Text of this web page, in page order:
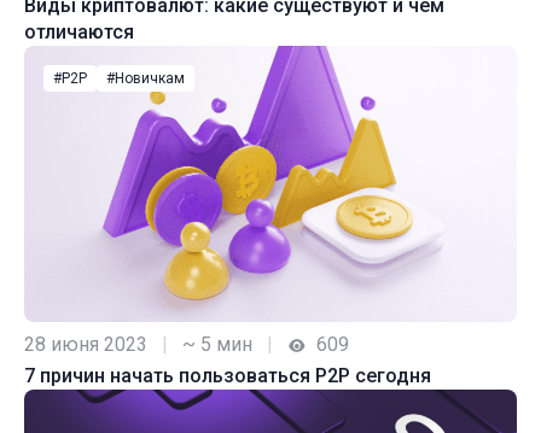
Виды криптовалют: какие существуют и чем
отличаются
#P2P #Новичкам
28 июня 2023 ~ 5 мин
609
7 причин начать пользоваться P2P сегодня